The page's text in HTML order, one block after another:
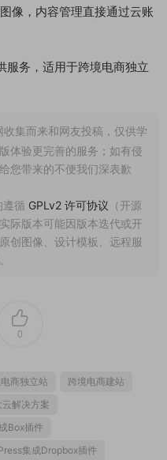
像，内容管理直接通过云账
服务，适用于跨境电商独立
集而来和网友投稿，仅供学
体验更完善的服务；如有侵
您带来的不便我们深表歉
循 GPLv2 许可协议 （开源
际版本可能因版本迭代或开
创图像、设计模板、远程服
0
商独立站
跨境电商建站
解决方案
Box插件
集成Dropbox插件